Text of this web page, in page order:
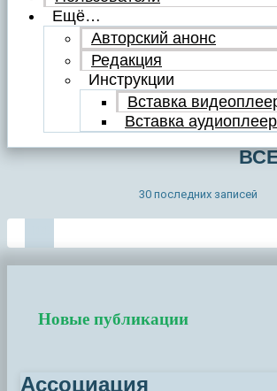
Ещё…
Авторский анонс
Редакция
Инструкции
Вставка
Вставка
30 последних записей
Новые публикации
Ассоциация